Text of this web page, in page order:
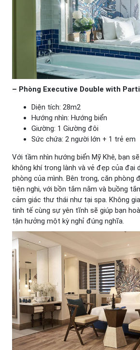
– Phòng Executive Double with
Diện tích: 28m2
Hướng nhìn: Hướng biển
Giường: 1 Giường đôi
Sức chứa: 2 người lớn + 1 trẻ em
Với tầm nhìn hướng biển Mỹ Khê, bạn
không khí trong lành và vẻ đẹp của đại
phòng của mình. Bên trong, căn phòng
tiện nghi, với bồn tắm nằm và buồng
cảm giác thư thái như tại spa. Không
tinh tế cùng sự yên tĩnh sẽ giúp bạn
tận hưởng một kỳ nghỉ đúng nghĩa.